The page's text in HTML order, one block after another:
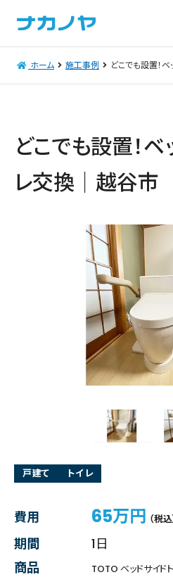
ホーム 施工事例 どこでも設置！
どこでも設置！ベ
レ交換｜越谷市
戸建て トイレ
費用 65万円 （税込
期間
1日
商品
TOTO ベッドサイド